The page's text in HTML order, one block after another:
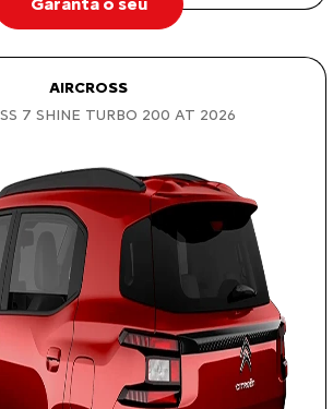
AIRCROSS
7 SHINE TURBO 200 AT 2026